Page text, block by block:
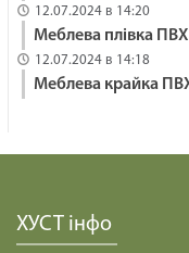
12.07.2024 в 14:20
Меблева плівка
12.07.2024 в 14:18
Меблева крайка
ХУСТ інфо